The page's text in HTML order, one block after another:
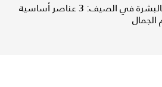
العناية بالبشرة في الصيف: 3 عناصر أساسية